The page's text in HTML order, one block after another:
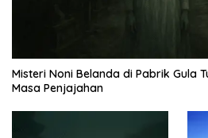
Misteri Noni Belanda di Pabrik Gula
Masa Penjajahan